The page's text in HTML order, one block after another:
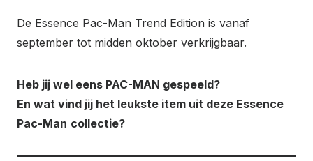
De Essence Pac-Man Trend Edition is vanaf
september tot midden oktober verkrijgbaar.
Heb jij wel eens PAC-MAN gespeeld?
En wat vind jij het leukste item uit deze Essence
Pac-Man collectie?